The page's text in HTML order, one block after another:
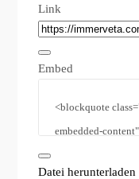
Link
Embed
Datei herunterladen